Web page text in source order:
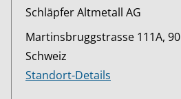
Schläpfer Altmetall AG
Martinsbruggstrasse 111A,
Schweiz
Standort-Details